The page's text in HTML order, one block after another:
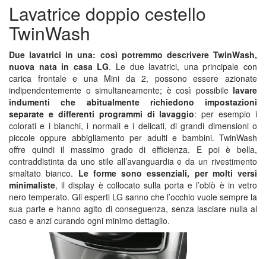
Lavatrice doppio cestello
TwinWash
Due lavatrici in una: così potremmo descrivere TwinWash,
nuova nata in casa LG. Le due lavatrici, una principale con
carica frontale e una Mini da 2, possono essere azionate
indipendentemente o simultaneamente; è così possibile lavare
indumenti che abitualmente richiedono impostazioni
separate e differenti programmi di lavaggio: per esempio i
colorati e i bianchi, i normali e i delicati, di grandi dimensioni o
piccole oppure abbigliamento per adulti e bambini. TwinWash
offre quindi il massimo grado di efficienza. E poi è bella,
contraddistinta da uno stile all’avanguardia e da un rivestimento
smaltato bianco. Le forme sono essenziali, per molti versi
minimaliste, il display è collocato sulla porta e l’oblò è in vetro
nero temperato. Gli esperti LG sanno che l’occhio vuole sempre la
sua parte e hanno agito di conseguenza, senza lasciare nulla al
caso e anzi curando ogni minimo dettaglio.